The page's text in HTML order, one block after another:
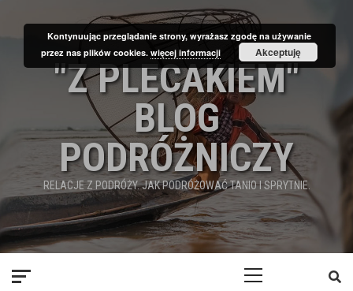
"Z PLECAKIEM"
BLOG
PODRÓŻNICZY
RELACJE Z PODRÓŻY. JAK PODRÓŻOWAĆ TANIO I SPRYTNIE.
Kontynuując przeglądanie strony, wyrażasz zgodę na używanie
przez nas plików cookies.więcej informacji Akceptuję